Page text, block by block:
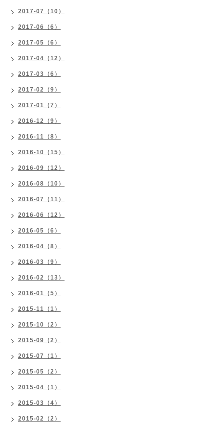
2017-07（10）
2017-06（6）
2017-05（6）
2017-04（12）
2017-03（6）
2017-02（9）
2017-01（7）
2016-12（9）
2016-11（8）
2016-10（15）
2016-09（12）
2016-08（10）
2016-07（11）
2016-06（12）
2016-05（6）
2016-04（8）
2016-03（9）
2016-02（13）
2016-01（5）
2015-11（1）
2015-10（2）
2015-09（2）
2015-07（1）
2015-05（2）
2015-04（1）
2015-03（4）
2015-02（2）